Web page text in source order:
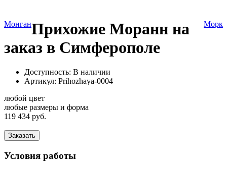
Монган Морк
Прихожие Моранн на
заказ в Симферополе
Доступность: В наличии
Артикул: Prihozhaya-0004
любой цвет
любые размеры и форма
119 434 руб.
Заказать
Условия работы